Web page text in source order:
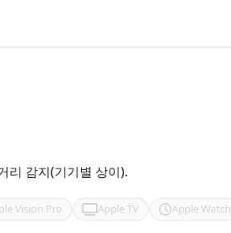
리 감지(기기별 상이).
Vision Pro Apple TV Apple Watch